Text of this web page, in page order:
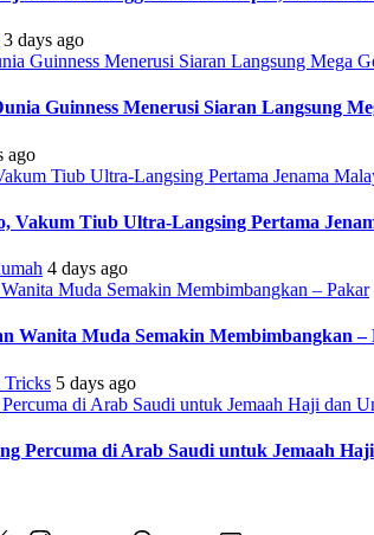
3 days ago
Guinness Menerusi Siaran Langsung Mega
Guinness Menerusi Siaran Langsung
ago
Tiub Ultra-Langsing Pertama Jenama
Vakum Tiub Ultra-Langsing Pertama
4 days ago
Muda Semakin Membimbangkan – Pakar
Wanita Muda Semakin Membimbangkan –
5 days ago
di Arab Saudi untuk Jemaah Haji dan
Percuma di Arab Saudi untuk Jemaah